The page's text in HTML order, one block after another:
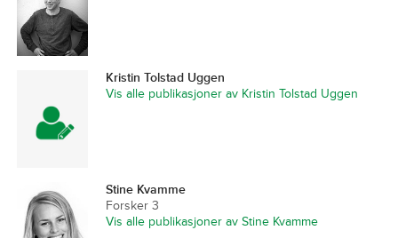
Kristin Tolstad Uggen
Vis alle publikasjoner av Kristin Tolstad Uggen
Stine Kvamme
Forsker 3
Vis alle publikasjoner av Stine Kvamme